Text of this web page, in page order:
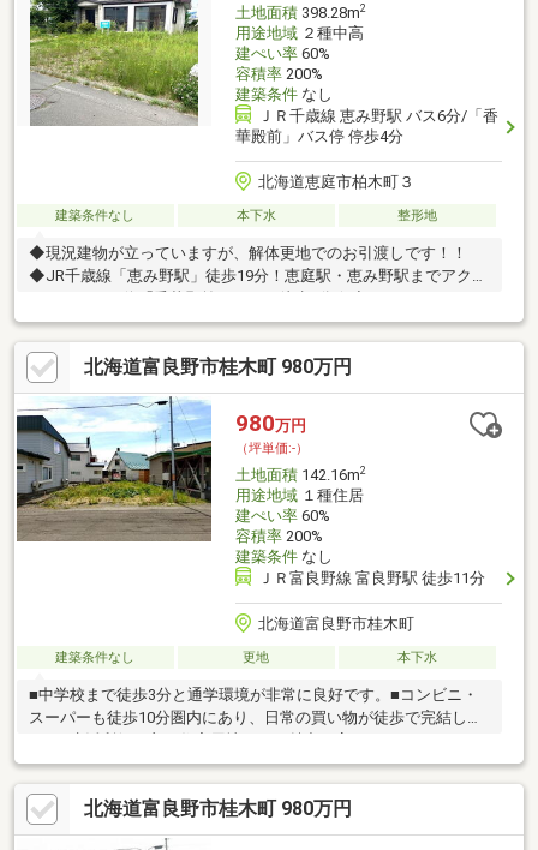
土地面積398.28m2
用途地域２種中高
建ぺい率60%
容積率200%
建築条件なし
ＪＲ千歳線 恵み野駅 バス6分/「香
華殿前」バス停 停歩4分
北海道恵庭市柏木町３
建築条件なし 本下水 整形地
◆現況建物が立っていますが、解体更地でのお引渡しです！！
◆JR千歳線「恵み野駅」徒歩19分！恵庭駅・恵み野駅までアクセ
ュ・セリア・ツルハドラッグなどが並ぶ商業施設まで徒歩10分♪
お買い物も徒歩で楽々♪◆建築条件はありませんので、お好きな
ハウスメーカー・工務店で建築できます！◆アパート用地や分筆
して分譲地としてもご活用いただけます！◆第二種中高層住居専
用地域（建ぺい率60％・容積率200％）
北海道富良野市桂木町 980万円
980万円
（坪単価:-）
土地面積142.16m2
用途地域１種住居
建ぺい率60%
容積率200%
建築条件なし
ＪＲ富良野線 富良野駅 徒歩11分
北海道富良野市桂木町
建築条件なし 更地 本下水
■中学校まで徒歩3分と通学環境が非常に良好です。■コンビニ・
スーパーも徒歩10分圏内にあり、日常の買い物が徒歩で完結しま
北海道富良野市桂木町 980万円